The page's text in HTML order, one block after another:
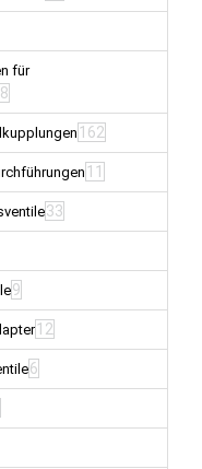
für
162
11
33
9
12
6